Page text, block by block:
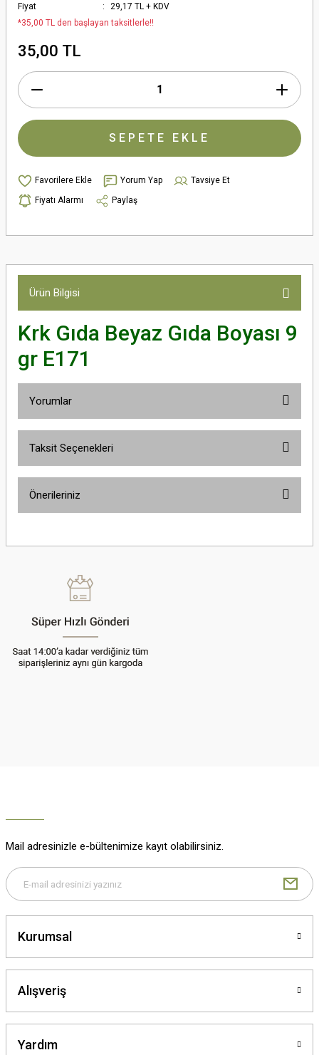
Fiyat
29,17 TL + KDV
*35,00 TL den başlayan taksitlerle!!
35,00 TL
SEPETE EKLE
Yorum Yap
Tavsiye Et
Fiyatı Alarmı
Paylaş
Ürün Bilgisi
Krk Gıda Beyaz Gıda Boyası 9
gr E171
Yorumlar
Taksit Seçenekleri
Önerileriniz
Ürün açıklamasında eksik bilgiler bulunuyor.
Ürün bilgilerinde hatalar bulunuyor.
Ürün fiyatı diğer sitelerden daha pahalı.
Mail adresinizle e-bültenimize kayıt olabilirsiniz.
Kurumsal
Alışveriş
Yardım